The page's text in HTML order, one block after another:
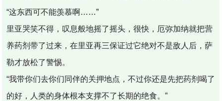
“这东西可不能羡慕啊……”
里亚哭笑不得，叹息般地摇了摇头，很快，厄弥加纳就把营
养药剂带了过来，在里亚再三保证过它绝对不是敌人后，萨
勒才放松了警惕。
“我带你们去你们同伴的关押地点，不过你还是先把药剂喝了
的好，人类的身体根本支撑不了长期的绝食。”